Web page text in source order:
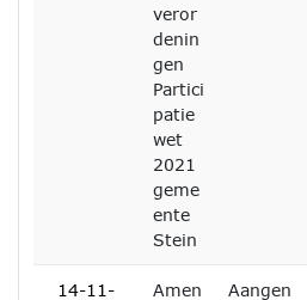
veror
denin
gen
Partici
patie
wet
2021
geme
ente
Stein
14-11- Amen Aangen